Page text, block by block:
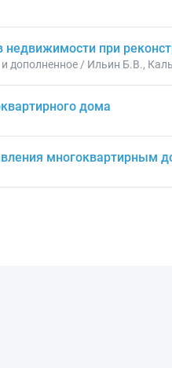
при
дополненное / Ильин Б.В.,
дома
многоквартирным